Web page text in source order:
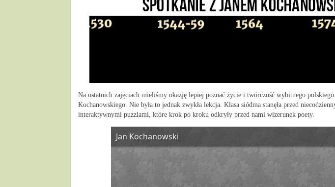
Na ostatnich zajęciach mieliśmy okazję lepiej poznać życie i twórczość wybitnego polskiego
Kochanowskiego. Nie była to jednak zwykła lekcja. Klasa siódma stanęła przed
interaktywnymi puzzlami, które krok po kroku odkryły przed nami wizerunek poety.